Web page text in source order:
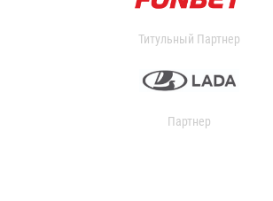
Титульный Партнер
Партнер